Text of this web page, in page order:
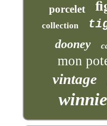
porcelet
collection
dooney
mon
vintage
winnie